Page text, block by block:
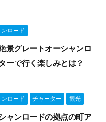
ロード
景グレートオーシャンロ
ーで行く楽しみとは？
ロード チャーター 観光
ャンロードの拠点の町ア